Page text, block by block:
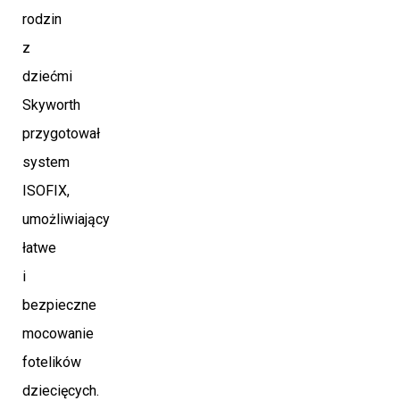
rodzin
z
dziećmi
Skyworth
przygotował
system
ISOFIX,
umożliwiający
łatwe
i
bezpieczne
mocowanie
fotelików
dziecięcych.